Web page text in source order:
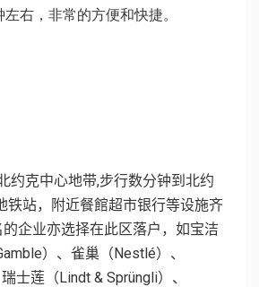
右，非常的方便和快捷。
约克中心地带,步行数分钟到北约
铁站，附近餐館超市银行等设施齐
企业亦选择在此区落户，如宝洁
）、雀巢（Nestlé）、
士莲（Lindt & Sprüngli）、